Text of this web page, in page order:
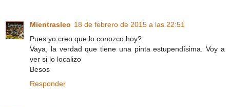
Mientrasleo 18 de febrero de 2015 a las 22:51
Pues yo creo que lo conozco hoy?
Vaya, la verdad que tiene una pinta estupendísima. Voy a
ver si lo localizo
Besos
Responder